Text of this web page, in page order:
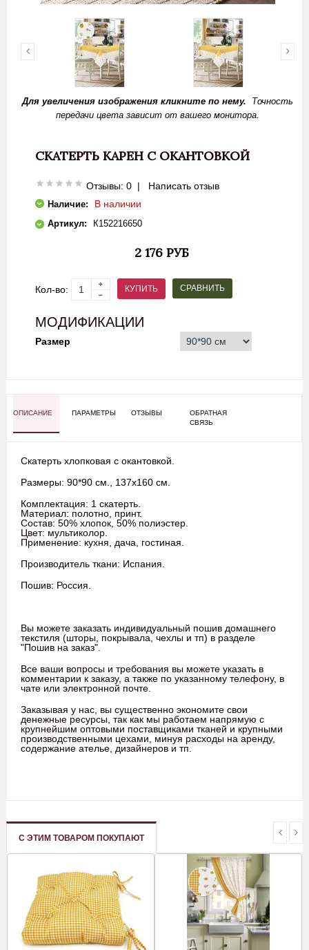
Для увеличения изображения кликните по нему. Точность
передачи цвета зависит от вашего монитора.
СКАТЕРТЬ КАРЕН С ОКАНТОВКОЙ
Отзывы: 0 | Написать отзыв
Наличие: В наличии
Артикул: К152216650
2 176 РУБ
Кол-во: КУПИТЬ СРАВНИТЬ
МОДИФИКАЦИИ
Размер
ОПИСАНИЕ ПАРАМЕТРЫ ОТЗЫВЫ
ОБРАТНАЯ
СВЯЗЬ
Скатерть хлопковая с окантовкой.
Размеры: 90*90 см., 137х160 см.
Комплектация: 1 скатерть.
Материал: полотно, принт.
Состав: 50% хлопок, 50% полиэстер.
Цвет: мультиколор.
Применение: кухня, дача, гостиная.
Производитель ткани: Испания.
Пошив: Россия.
Вы можете заказать индивидуальный пошив домашнего
текстиля (шторы, покрывала, чехлы и тп) в разделе
"Пошив на заказ".
Все ваши вопросы и требования вы можете указать в
комментарии к заказу, а также по указанному телефону, в
чате или электронной почте.
Заказывая у нас, вы существенно экономите свои
денежные ресурсы, так как мы работаем напрямую с
крупнейшим оптовыми поставщиками тканей и крупными
производственными цехами, минуя расходы на аренду,
содержание ателье, дизайнеров и тп.
С ЭТИМ ТОВАРОМ ПОКУПАЮТ